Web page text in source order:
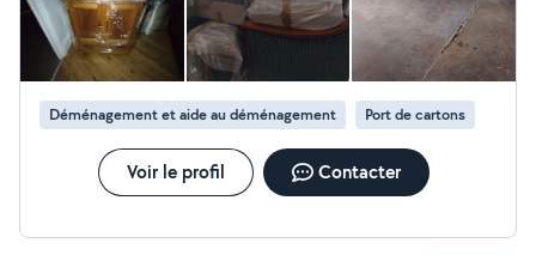
Déménagement et aide au déménagement Port de cartons
Voir le profil Contacter